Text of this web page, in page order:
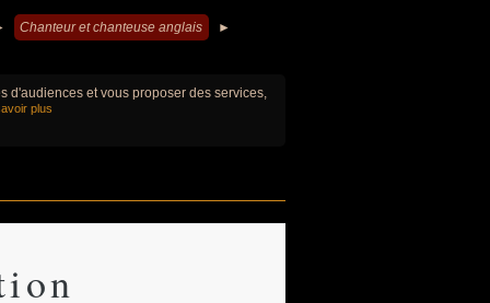
Chanteur et chanteuse anglais
►
d'audiences et vous proposer des services,
plus